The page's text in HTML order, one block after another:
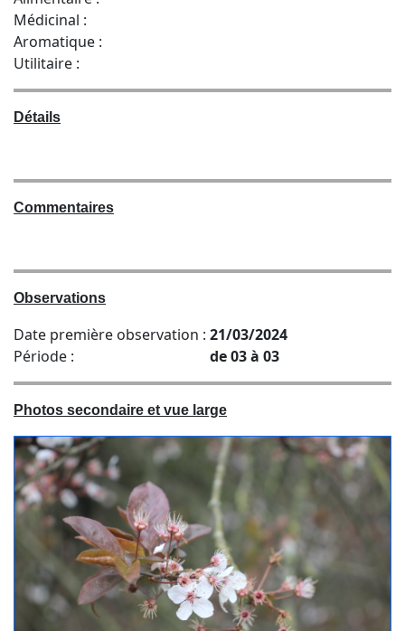
Médicinal :
Aromatique :
Utilitaire :
Détails
Commentaires
Observations
Date première observation : 21/03/2024
Période :
de 03 à 03
Photos secondaire et vue large